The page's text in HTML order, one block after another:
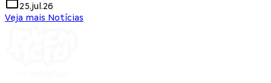
25.jul.26
Veja mais Notícias